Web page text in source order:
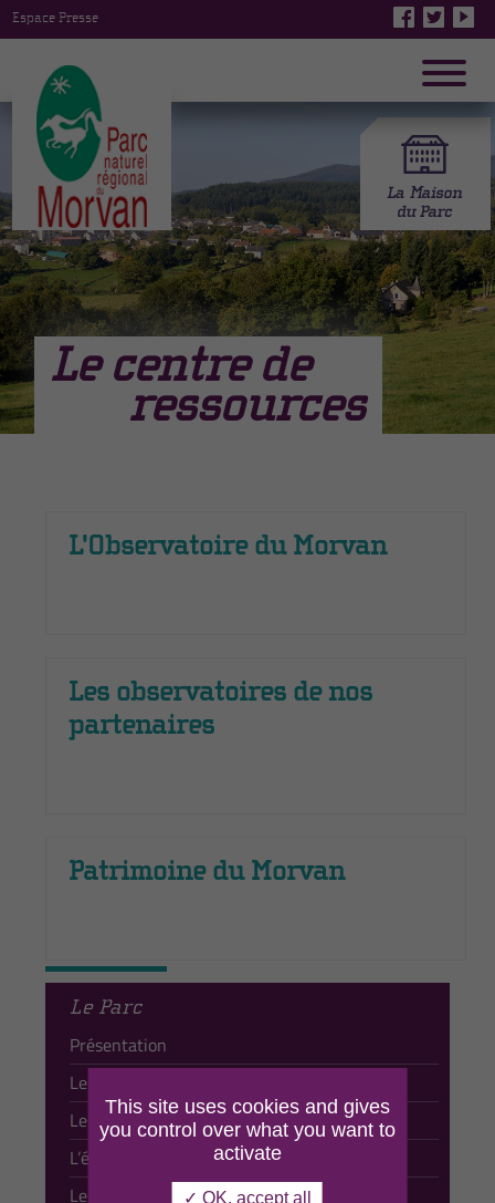
Espace Presse
Le centre de
ressources
Le Parc
Présentation
Les communes
Les élus
L’équipe technique
Le conseil scientifique
L'Observatoire du Morvan
Les observatoires de nos
partenaires
Patrimoine du Morvan
This site uses cookies and gives
you control over what you want to
activate
✓ OK, accept all